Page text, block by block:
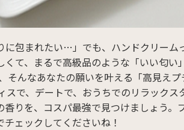
に包まれたい…」でも、ハンドクリーム
て、まるで高級品のような「いい匂い
そんなあなたの願いを叶える「高見え
スで、デートで、おうちでのリラック
りを、コスパ最強で見つけましょう。
ェックしてくださいね！